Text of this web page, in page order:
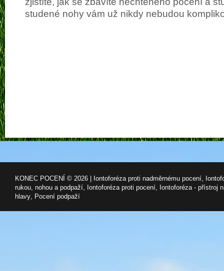
studené nohy vám už nikdy nebudou
KONEC POCENÍ © 2026 | Iontoforéza proti nadměrnému pocení,
rukou, nohou a podpaží, Iontoforéza proti pocení, Iontoforéza - přístroj
hlavy, Pocení podpaží